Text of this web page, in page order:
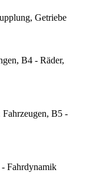
Getriebe
B4 - Räder,
B5 -
Fahrdynamik